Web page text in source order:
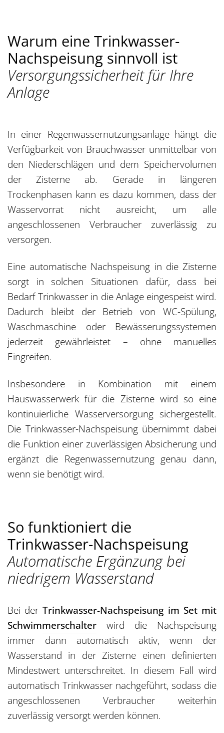
Warum eine Trinkwasser-
Nachspeisung sinnvoll ist
Versorgungssicherheit für Ihre
Anlage
In einer Regenwassernutzungsanlage hängt die
Verfügbarkeit von Brauchwasser unmittelbar von
den Niederschlägen und dem Speichervolumen
der Zisterne ab. Gerade in längeren
Trockenphasen kann es dazu kommen, dass der
Wasservorrat nicht ausreicht, um alle
angeschlossenen Verbraucher zuverlässig zu
versorgen.
Eine automatische Nachspeisung in die Zisterne
sorgt in solchen Situationen dafür, dass bei
Bedarf Trinkwasser in die Anlage eingespeist wird.
Dadurch bleibt der Betrieb von WC-Spülung,
Waschmaschine oder Bewässerungssystemen
jederzeit gewährleistet – ohne manuelles
Eingreifen.
Insbesondere in Kombination mit einem
Hauswasserwerk für die Zisterne wird so eine
kontinuierliche Wasserversorgung sichergestellt.
Die Trinkwasser-Nachspeisung übernimmt dabei
die Funktion einer zuverlässigen Absicherung und
ergänzt die Regenwassernutzung genau dann,
wenn sie benötigt wird.
So funktioniert die
Trinkwasser-Nachspeisung
Automatische Ergänzung bei
niedrigem Wasserstand
Bei derTrinkwasser-Nachspeisung im Set mit
Schwimmerschalter wird die Nachspeisung
immer dann automatisch aktiv, wenn der
Wasserstand in der Zisterne einen definierten
Mindestwert unterschreitet. In diesem Fall wird
automatisch Trinkwasser nachgeführt, sodass die
angeschlossenen Verbraucher weiterhin
zuverlässig versorgt werden können.